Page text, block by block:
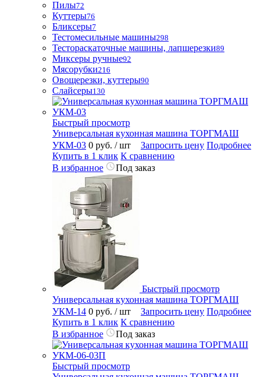
Пилы72
Куттеры76
Бликсеры7
Тестомесильные машины298
Тестораскаточные машины, лапшерезки89
Миксеры ручные92
Мясорубки216
Овощерезки, куттеры90
Слайсеры130
Быстрый просмотр
Универсальная кухонная машина ТОРГМАШ
УКМ-03 0 руб. / шт Запросить цену Подробнее
Купить в 1 клик К сравнению
В избранное
Под заказ
Быстрый просмотр
Универсальная кухонная машина ТОРГМАШ
УКМ-14 0 руб. / шт Запросить цену Подробнее
Купить в 1 клик К сравнению
В избранное
Под заказ
Быстрый просмотр